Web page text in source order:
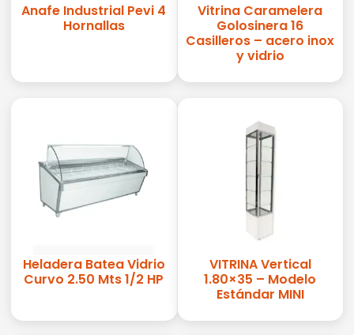
Anafe Industrial Pevi 4
Hornallas
Vitrina Caramelera
Golosinera 16
Casilleros – acero inox
y vidrio
Heladera Batea Vidrio
Curvo 2.50 Mts 1/2 HP
VITRINA Vertical
1.80×35 – Modelo
Estándar MINI